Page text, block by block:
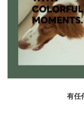
有任